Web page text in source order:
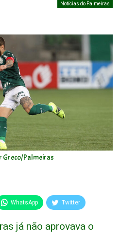
Notícias do Palmeiras
Greco/Palmeiras
WhatsApp Twitter
já não aprovava o